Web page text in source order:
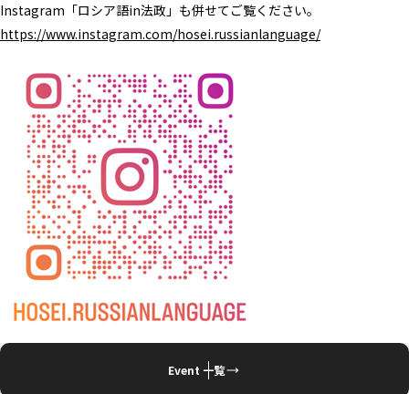
Instagram「ロシア語in法政」も併せてご覧ください。
https://www.instagram.com/hosei.russianlanguage/
Event 一覧